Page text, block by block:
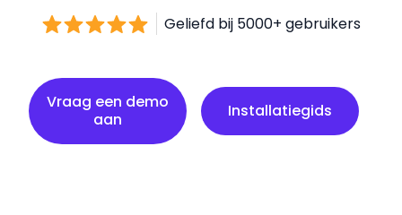
Geliefd bij 5000+ gebruikers
Vraag een demo
aan
Installatiegids
Installatiegids